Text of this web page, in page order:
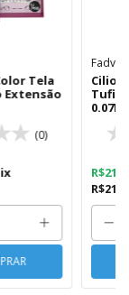
Tela
Extensão
(0)
Fadvan
Cilios
0.07D